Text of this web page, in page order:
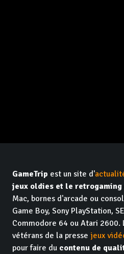
GameTrip est un site d'
jeux oldies et le retrogaming
Mac, bornes d'arcade ou
Game Boy, Sony PlayStation,
Commodore 64 ou Atari 2600.
vétérans de la presse jeux
pour faire du contenu de